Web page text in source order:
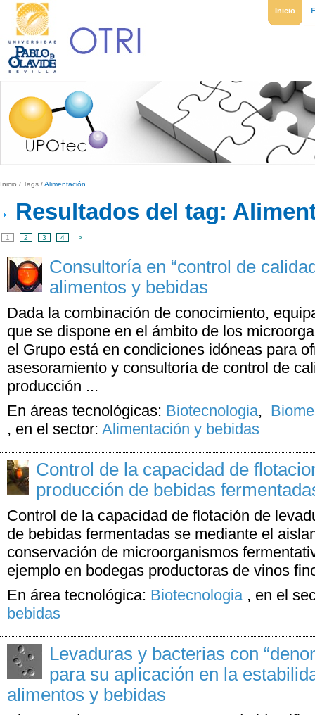
Inicio
Inicio / Tags /Alimentación
Resultados del tag:
1 2 3 4 >
Consultoría en “control de
alimentos y bebidas
Dada la combinación de conocimiento,
que se dispone en el ámbito de los
el Grupo está en condiciones idóneas para
asesoramiento y consultoría de control de
producción ...
En áreas tecnológicas: Biotecnologia,
, en el sector: Alimentación y bebidas
Control de la capacidad de
producción de bebidas
Control de la capacidad de flotación de
de bebidas fermentadas se mediante el
conservación de microorganismos
ejemplo en bodegas productoras de vinos
En área tecnológica: Biotecnologia , en el
bebidas
Levaduras y bacterias con
para su aplicación en la
alimentos y bebidas